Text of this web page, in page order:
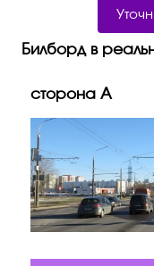
Билборд в
сторона A